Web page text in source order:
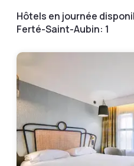
Hôtels en journée
Ferté-Saint-Aubin: 1